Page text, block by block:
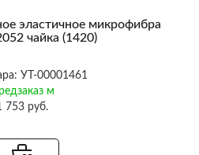
эластичное микрофибра
чайка (1420)
УТ-00001461
м
753 руб.